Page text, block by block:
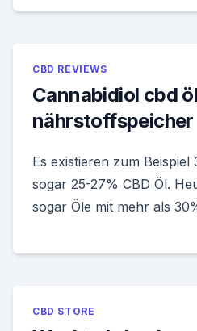
CBD REVIEWS
Cannabidiol cbd
nährstoffspeicher
Es existieren zum Beispiel
sogar 25-27% CBD Öl.
sogar Öle mit mehr als
CBD STORE